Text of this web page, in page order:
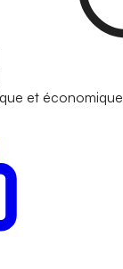
et économique